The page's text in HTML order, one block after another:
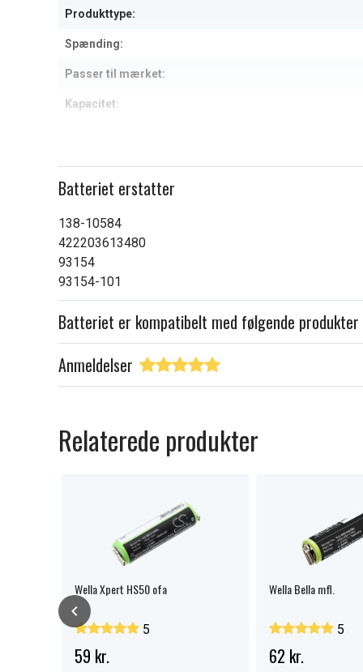
Produkttype:
Spænding:
Passer til mærket:
Kapacitet:
Batteriet erstatter
138-10584
422203613480
93154
93154-101
Batteriet er kompatibelt med følgende produkter
Anmeldelser
Relaterede produkter
Wella Xpert HS50 ofa
5
59 kr.
Wella Bella mfl.
5
62 kr.